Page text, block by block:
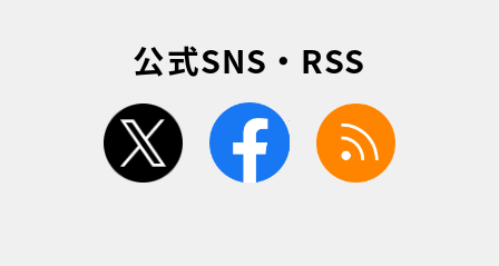
公式SNS・RSS
twitter facebook